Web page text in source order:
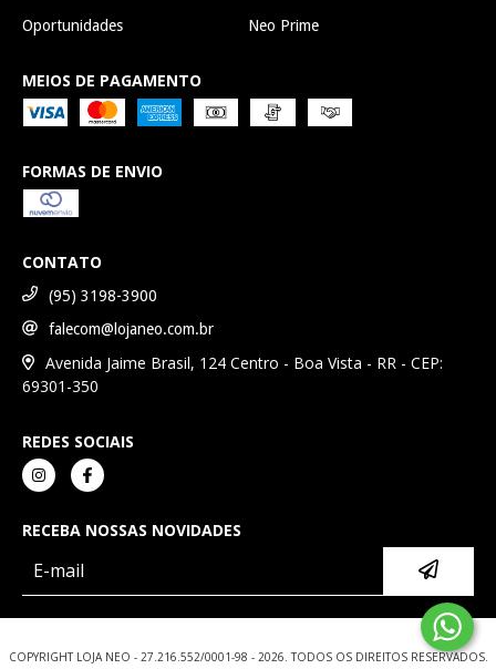
Oportunidades Neo Prime
MEIOS DE PAGAMENTO
FORMAS DE ENVIO
CONTATO
(95) 3198-3900
falecom@lojaneo.com.br
Avenida Jaime Brasil, 124 Centro - Boa Vista - RR - CEP:
69301-350
REDES SOCIAIS
RECEBA NOSSAS NOVIDADES
COPYRIGHT LOJA NEO - 27.216.552/0001-98 - 2026. TODOS OS DIREITOS RESERVADOS.